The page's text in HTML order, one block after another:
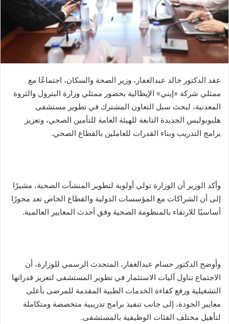
عقد الدكتور خالد عبدالغفار، وزير الصحة والسكان، اجتماعًا مع
ممثلي شركة «إيني» الإيطالية بحضور ممثلي وزارة البترول والثروة
المعدنية، لبحث سبل التعاون المشترك في تطوير مستشفى
هليوبوليس الجديدة التابعة للهيئة العامة للتأمين الصحي، وتعزيز
برامج التدريب وبناء القدرات للعاملين بالقطاع الصحي.
وأكد الوزير أن الوزارة تولي أولوية لتطوير المنشآت الصحية، مشيرًا
إلى أن الشراكات مع المؤسسات الدولية والقطاع الخاص تعد محورًا
أساسيًا للارتقاء بالمنظومة الصحية وفق أحدث المعايير العالمية.
وأوضح الدكتور حسام عبدالغفار، المتحدث الرسمي للوزارة، أن
الاجتماع تناول آليات الاستثمار في تطوير المستشفى لتعزيز قدراتها
التشغيلية ورفع كفاءة الخدمات الطبية المقدمة للمرضى بأعلى
معايير الجودة، إلى جانب تنفيذ برامج تدريبية متخصصة ومتكاملة
لتأهيل مختلف الفئات الوظيفية بالمستشفى.